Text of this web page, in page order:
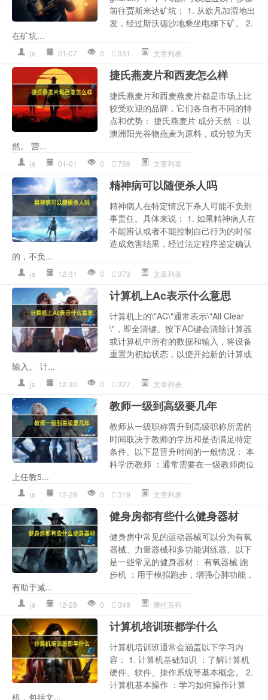
前往贾斯米达矿坑： 1. 从欧凡加湿地出
发，经过斯沃德沙地乘坐电梯下矿。 2.
在矿坑...
js 01-07 0 331 文章列表
捷氏燕麦片和西麦怎么样
捷氏燕麦片和西麦燕麦片都是市场上比
较受欢迎的品牌，它们各自有不同的特
点和优势： 捷氏燕麦片 成分天然 ：以
澳洲阳光谷物燕麦为原料，成分较为天
然。 营...
js 01-01 0 786 文章列表
精神病可以随便杀人吗
精神病人在特定情况下杀人可能不负刑
事责任。具体来说： 1. 如果精神病人在
不能辨认或者不能控制自己行为的时候
造成危害结果，经过法定程序鉴定确认
的，不负...
js 12-31 0 373 文章列表
计算机上Ac表示什么意思
计算机上的\"AC\"通常表示\"All Clear
\"，即全清键。按下AC键会清除计算器
或计算机中所有的数据和输入，将设备
重置为初始状态，以便开始新的计算或
输入。 计...
js 12-30 0 327 文章列表
教师一级到高级要几年
教师从一级职称晋升到高级职称所需的
时间取决于教师的学历和是否满足特定
条件。以下是晋升时间的一般情况： 本
科学历教师 ：通常需要在一级教师岗位
上任教5...
js 12-29 0 319 文章列表
健身房都有些什么健身器材
健身房中常见的运动器械可以分为有氧
器械、力量器械和多功能训练器。以下
是一些常见的健身器材： 有氧器械 跑
步机 ：用于模拟跑步，增强心肺功能，
有助于减...
js 12-28 0 349 摩托百科
计算机培训班都学什么
计算机培训班通常会涵盖以下学习内
容： 1. 计算机基础知识 ：了解计算机
硬件、软件、操作系统等基本概念。 2.
计算机基本操作 ：学习如何操作计算
机，包括文...